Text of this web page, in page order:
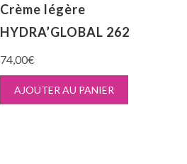
Crème légère
HYDRA’GLOBAL 262
74,00€
AJOUTER AU PANIER